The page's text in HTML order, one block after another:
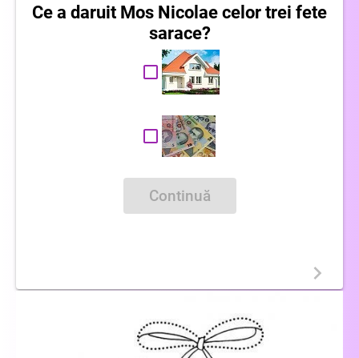
Ce a daruit Mos Nicolae celor trei fete
sarace?
Continuă